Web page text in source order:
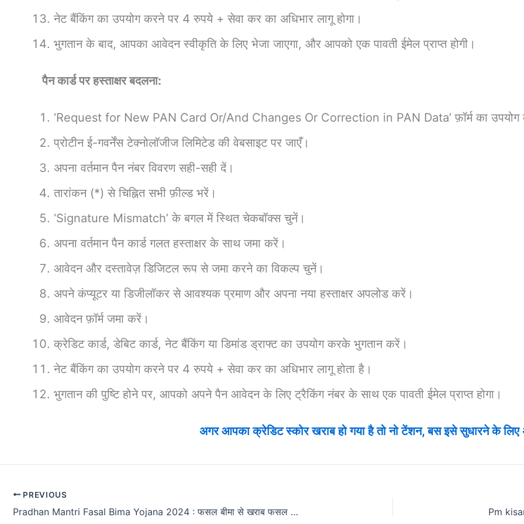
नेट बैंकिंग का उपयोग करने पर 4 रुपये + सेवा कर का अधिभार लागू होगा।
भुगतान के बाद, आपका आवेदन स्वीकृति के लिए भेजा जाएगा, और आपको एक पावती ईमेल प्राप्त होगी।
पैन कार्ड पर हस्ताक्षर बदलना:
‘Request for New PAN Card Or/And Changes Or Correction in PAN Data’ फ़ॉर्म का
प्रोटीन ई-गवर्नेंस टेक्नोलॉजीज लिमिटेड की वेबसाइट पर जाएँ।
अपना वर्तमान पैन नंबर विवरण सही-सही दें।
तारांकन (*) से चिह्नित सभी फ़ील्ड भरें।
‘Signature Mismatch’ के बगल में स्थित चेकबॉक्स चुनें।
अपना वर्तमान पैन कार्ड गलत हस्ताक्षर के साथ जमा करें।
आवेदन और दस्तावेज़ डिजिटल रूप से जमा करने का विकल्प चुनें।
अपने कंप्यूटर या डिजीलॉकर से आवश्यक प्रमाण और अपना नया हस्ताक्षर अपलोड करें।
आवेदन फ़ॉर्म जमा करें।
क्रेडिट कार्ड, डेबिट कार्ड, नेट बैंकिंग या डिमांड ड्राफ्ट का उपयोग करके भुगतान करें।
नेट बैंकिंग का उपयोग करने पर 4 रुपये + सेवा कर का अधिभार लागू होता है।
भुगतान की पुष्टि होने पर, आपको अपने पैन आवेदन के लिए ट्रैकिंग नंबर के साथ एक पावती ईमेल प्राप्त होगा।
अगर आपका क्रेडिट स्कोर खराब हो गया है तो नो टेंशन, बस इसे सुधारने के लिए
PREVIOUS
Pradhan Mantri Fasal Bima Yojana 2024 : फसल बीमा से खराब फसल की भरपाई, जानें भारत सरकार की पूरी प्रक्रिया! Pm